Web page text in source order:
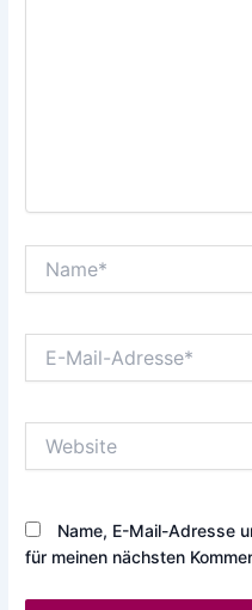
Mail-
Name, E-Mail-Adresse
für meinen nächsten